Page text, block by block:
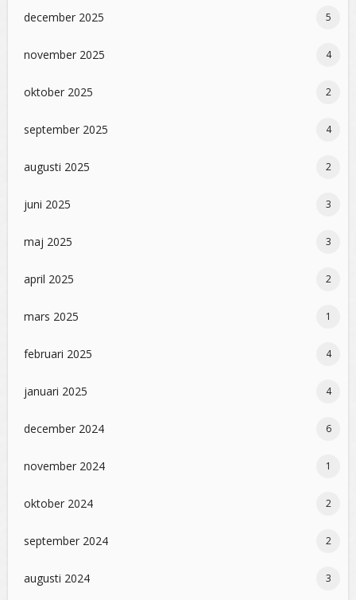
december 2025 5
november 2025 4
oktober 2025 2
september 2025 4
augusti 2025 2
juni 2025 3
maj 2025 3
april 2025 2
mars 2025 1
februari 2025 4
januari 2025 4
december 2024 6
november 2024 1
oktober 2024 2
september 2024 2
augusti 2024 3